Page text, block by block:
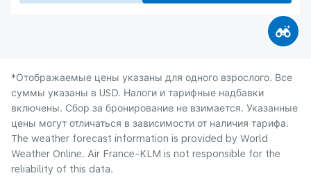
*Отображаемые цены указаны для одного взрослого. Все
суммы указаны в USD. Налоги и тарифные надбавки
включены. Сбор за бронирование не взимается. Указанные
цены могут отличаться в зависимости от наличия тарифа.
The weather forecast information is provided by World
Weather Online. Air France-KLM is not responsible for the
reliability of this data.